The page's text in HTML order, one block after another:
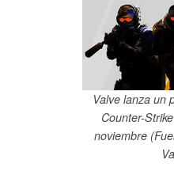
Valve lanza un
Counter-
noviembre